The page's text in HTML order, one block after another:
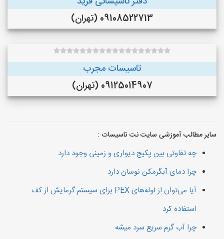
09108522713 (تهران)
تاسیسات مجرب
09125014907 (تهران)
سایر مطالب آموزشی سایت نت تاسیسات :
چه تفاوتی بین پکیج دیواری و زمینی وجود دارد
چرا دمای آبگرمکن نوسان دارد
آیا می‌توان از لوله‌های PEX برای سیستم گرمایش از کف
استفاده کرد
چرا آب گرم سریع سرد میشه